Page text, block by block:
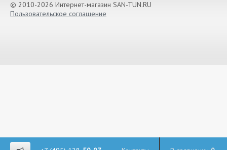
© 2010-2026 Интернет-магазин SAN-TUN.RU
Пользовательское соглашение